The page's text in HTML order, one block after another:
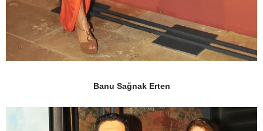
Banu Sağnak Erten